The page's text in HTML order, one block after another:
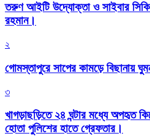
তরুণ আইটি উদ্যোক্তা ও সাইবার
রহমান।
২
গোমস্তাপুরে সাপের কামড়ে বিছানায়
৩
খাগড়াছড়িতে ২৪ ঘন্টার মধ্যে অপহৃত
হোতা পুলিশের হাতে গ্রেফতার।